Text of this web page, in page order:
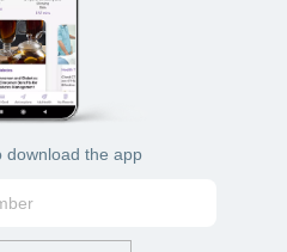
download the app